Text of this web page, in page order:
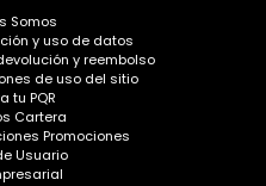
Somos
y uso de datos
y reembolso
de uso del sitio
tu PQR
Cartera
Promociones
Usuario